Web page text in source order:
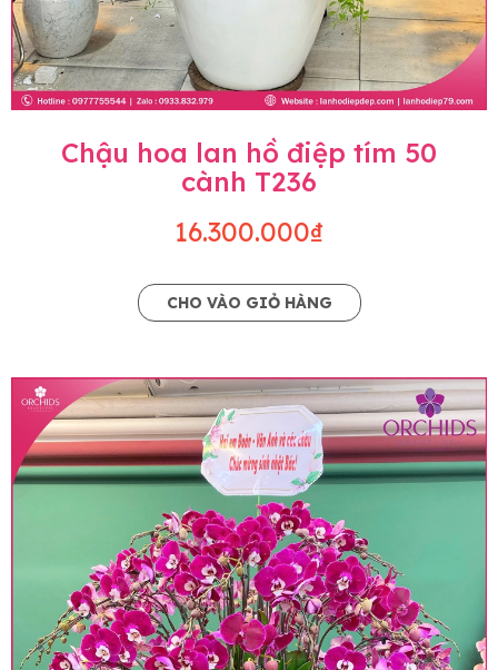
Chậu hoa lan hồ điệp tím 50
cành T236
16.300.000₫
CHO VÀO GIỎ HÀNG